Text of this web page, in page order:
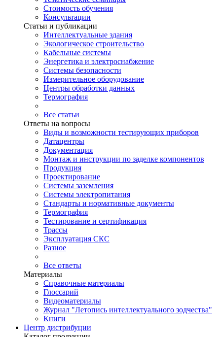
Стоимость обучения
Консультации
Статьи и публикации
Интеллектуальные здания
Экологическое строительство
Кабельные системы
Энергетика и электроснабжение
Системы безопасности
Измерительное оборудование
Центры обработки данных
Термография
Все статьи
Ответы на вопросы
Виды и возможности тестирующих приборов
Датацентры
Документация
Монтаж и инструкции по заделке компонентов
Продукция
Проектирование
Системы заземления
Системы электропитания
Стандарты и нормативные документы
Термография
Тестирование и сертификация
Трассы
Эксплуатация СКС
Разное
Все ответы
Материалы
Справочные материалы
Глоссарий
Видеоматериалы
Журнал "Летопись интеллектуального зодчества"
Книги
Центр дистрибуции